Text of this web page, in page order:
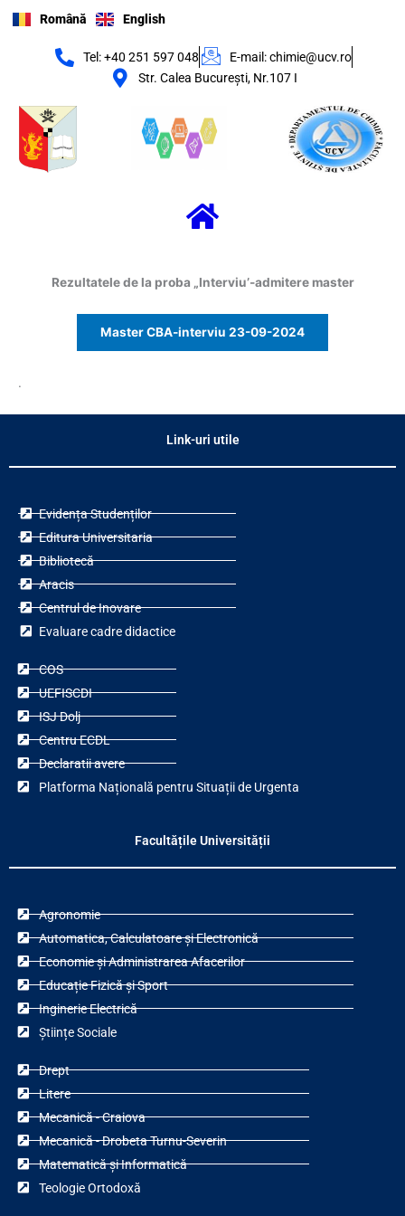
Română English
Tel: +40 251 597 048
E-mail: chimie@ucv.ro
Str. Calea Bucureşti, Nr.107 I
Menu
Rezultatele de la proba „Interviu’-admitere master
Master CBA-interviu 23-09-2024
.
Link-uri utile
Evidența Studenților
Editura Universitaria
Bibliotecă
Aracis
Centrul de Inovare
Evaluare cadre didactice
COS
UEFISCDI
ISJ Dolj
Centru ECDL
Declaratii avere
Platforma Națională pentru Situații de Urgenta
Facultățile Universității
Agronomie
Automatica, Calculatoare și Electronică
Economie și Administrarea Afacerilor
Educație Fizică și Sport
Inginerie Electrică
Științe Sociale
Drept
Litere
Mecanică - Craiova
Mecanică - Drobeta Turnu-Severin
Matematică și Informatică
Teologie Ortodoxă